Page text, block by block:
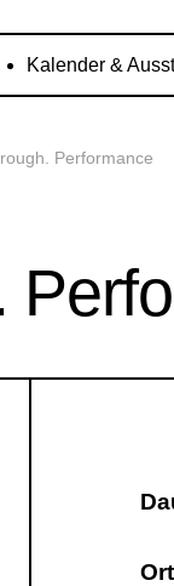
Kalender &
Performance
Ort